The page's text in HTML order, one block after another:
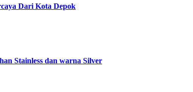
Dari Kota Depok
Stainless dan warna Silver